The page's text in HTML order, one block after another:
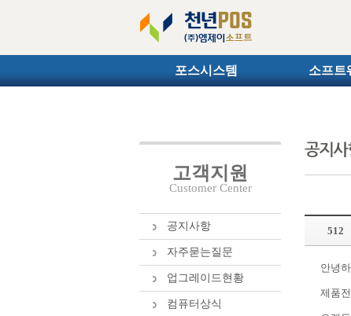
포스시스템 소프트
고객지원
Customer Center
공지사항
자주묻는질문
업그레이드현황
컴퓨터상식
512
안녕
제품